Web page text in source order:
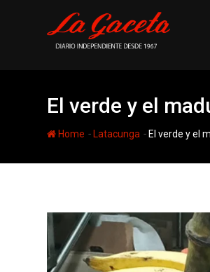
El verde y el
Home - Latacunga - El verde y el